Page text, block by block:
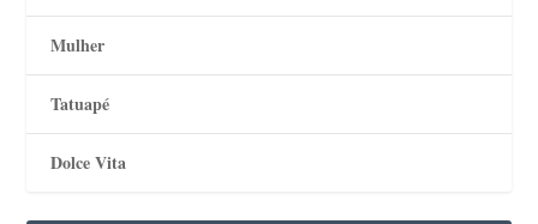
Mulher
Tatuapé
Dolce Vita